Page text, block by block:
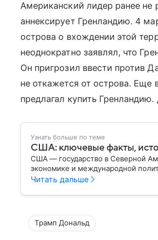
Американский лидер ранее не
аннексирует Гренландию. 4
острова о вхождении этой
неоднократно заявлял, что
Он пригрозил ввести против
не откажется от острова. Еще
предлагал купить
Узнать больше по теме
США: ключевые факты,
США — государство в Северной
экономике и международной
Читать дальше
Трамп Дональд